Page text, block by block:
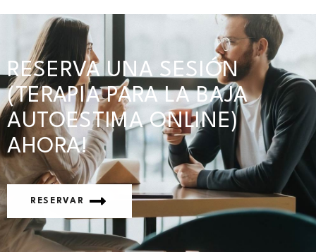
RESERVA UNA SESIÓN
(TERAPIA PARA LA BAJA
AUTOESTIMA ONLINE)
AHORA!
RESERVAR